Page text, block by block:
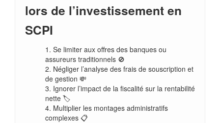
lors de l’investissement en
SCPI
Se limiter aux offres des banques ou
assureurs traditionnels 🚫
Négliger l’analyse des frais de souscription et
de gestion 💸
Ignorer l’impact de la fiscalité sur la rentabilité
nette 🏷️
Multiplier les montages administratifs
complexes 📋